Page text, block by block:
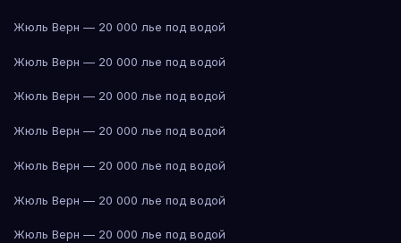
Жюль Верн — 20 000 лье под водой
Жюль Верн — 20 000 лье под водой
Жюль Верн — 20 000 лье под водой
Жюль Верн — 20 000 лье под водой
Жюль Верн — 20 000 лье под водой
Жюль Верн — 20 000 лье под водой
Жюль Верн — 20 000 лье под водой